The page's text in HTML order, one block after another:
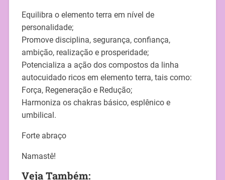
Equilibra o elemento terra em nível de
personalidade;
Promove disciplina, segurança, confiança,
ambição, realização e prosperidade;
Potencializa a ação dos compostos da linha
autocuidado ricos em elemento terra, tais como:
Força, Regeneração e Redução;
Harmoniza os chakras básico, esplênico e
umbilical.
Forte abraço
Namastê!
Veja Também: